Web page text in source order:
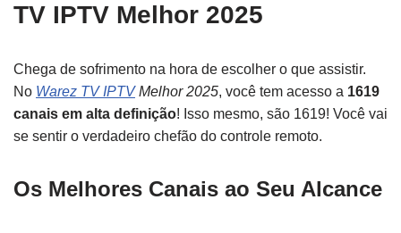
TV IPTV Melhor 2025
Chega de sofrimento na hora de escolher o que assistir.
No Warez TV IPTVMelhor 2025, você tem acesso a 1619
canais em alta definição! Isso mesmo, são 1619! Você vai
se sentir o verdadeiro chefão do controle remoto.
Os Melhores Canais ao Seu Alcance